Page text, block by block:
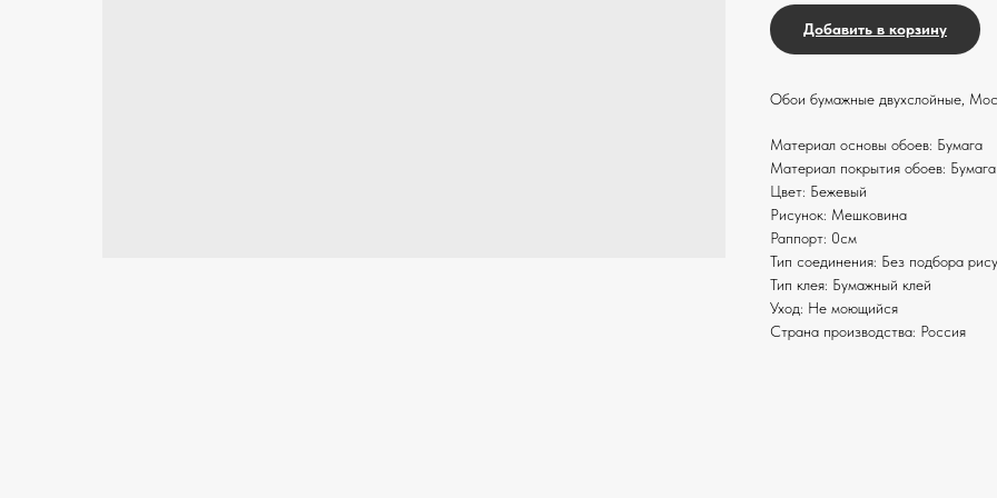
Добавить в корзину
Обои бумажные двухслойные,
Материал основы обоев: Бумага
Материал покрытия обоев: Бумага
Цвет: Бежевый
Рисунок: Мешковина
Раппорт: 0см
Тип соединения: Без подбора
Тип клея: Бумажный клей
Уход: Не моющийся
Страна производства: Россия